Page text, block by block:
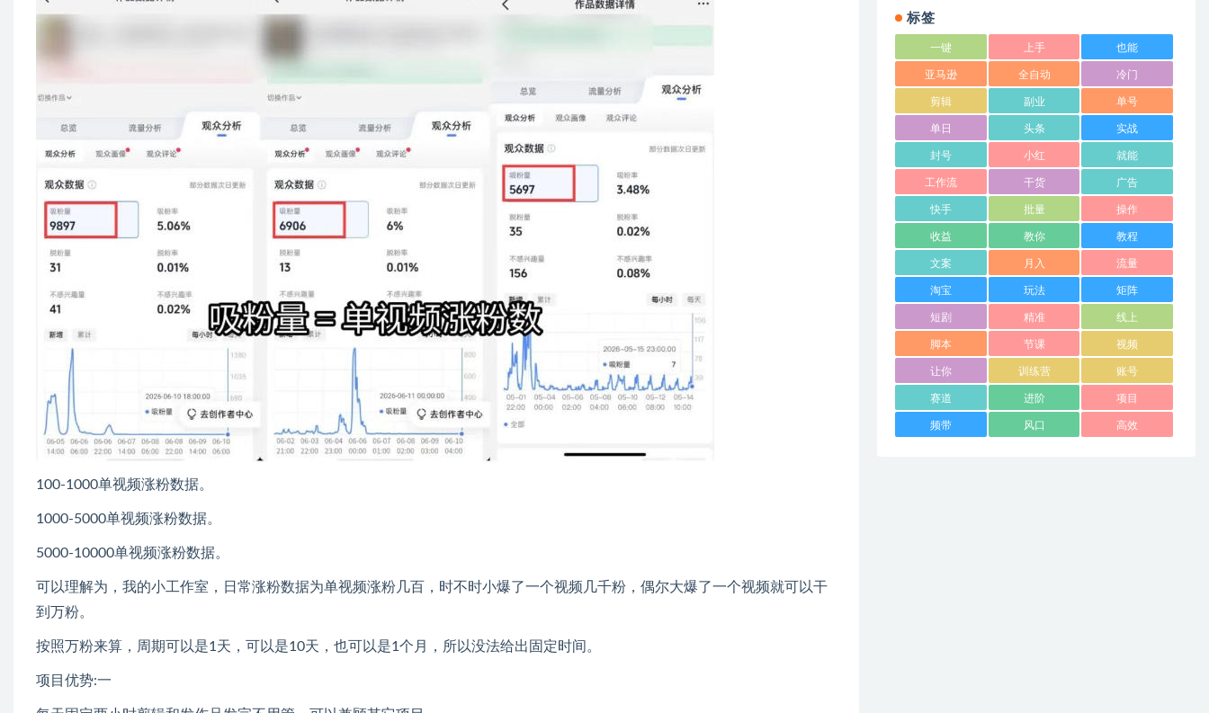
100-1000单视频涨粉数据。
1000-5000单视频涨粉数据。
5000-10000单视频涨粉数据。
可以理解为，我的小工作室，日常涨粉数据为单视频涨粉几百，时不时小爆了一个视频几千粉，偶尔大爆了一个视频就可以干
到万粉。
按照万粉来算，周期可以是1天，可以是10天，也可以是1个月，所以没法给出固定时间。
项目优势:一
标签
一键 上手 也能
亚马逊 全自动 冷门
剪辑 副业 单号
单日 头条 实战
封号 小红 就能
工作流 干货 广告
快手 批量 操作
收益 教你 教程
文案 月入 流量
淘宝 玩法 矩阵
短剧 精准 线上
脚本 节课 视频
让你 训练营 账号
赛道 进阶 项目
频带 风口 高效